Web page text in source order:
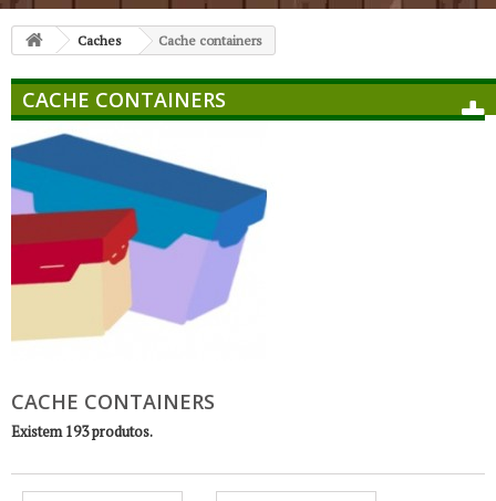
Caches Cache containers
CACHE CONTAINERS
CACHE CONTAINERS
Existem 193 produtos.